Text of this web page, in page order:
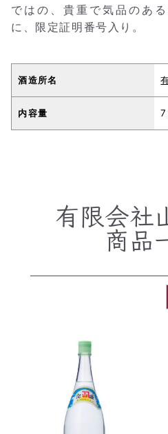
ではの、貴重で気品のあ
に、限定証明番号入り。
酒造所名
内容量
有限会社
商品